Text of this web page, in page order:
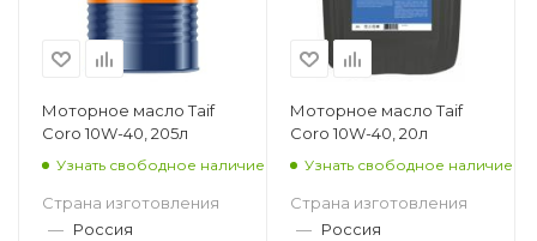
Моторное масло Taif
Coro 10W-40, 205л
Узнать свободное наличие
Страна изготовления
— Россия
Моторное масло Taif
Coro 10W-40, 20л
Узнать свободное наличие
Страна изготовления
— Россия